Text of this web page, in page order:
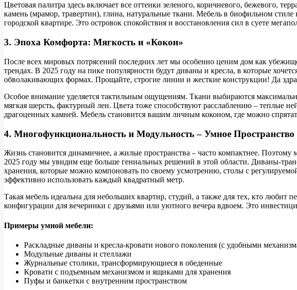
Цветовая палитра здесь включает все оттенки зеленого, коричневого, бежевого,
камень (мрамор, травертин), глина, натуральные ткани. Мебель в биофильном
городской квартире. Это островок спокойствия и восстановления сил в суете
3. Эпоха Комфорта: Мягкость и «Кокон»
После всех мировых потрясений последних лет мы особенно ценим дом как
трендах. В 2025 году на пике популярности будут диваны и кресла, в которые
обволакивающих формах. Прощайте, строгие линии и жесткие конструкции! Да
Особое внимание уделяется тактильным ощущениям. Ткани выбираются
мягкая шерсть, фактурный лен. Цвета тоже способствуют расслаблению – теплые
драгоценных камней. Мебель становится вашим личным коконом, где можно
4. Многофункциональность и Модульность – Умное Пространство
Жизнь становится динамичнее, а жилые пространства – часто компактнее.
2025 году мы увидим еще больше гениальных решений в этой области. Диваны-
хранения, которые можно компоновать по своему усмотрению, столы с
эффективно использовать каждый квадратный метр.
Такая мебель идеальна для небольших квартир, студий, а также для тех, кто
конфигурации для вечеринки с друзьями или уютного вечера вдвоем. Это
Примеры умной мебели:
Раскладные диваны и кресла-кровати нового поколения (с удобными
Модульные диваны и стеллажи
Журнальные столики, трансформирующиеся в обеденные
Кровати с подъемным механизмом и ящиками для хранения
Пуфы и банкетки с внутренним пространством